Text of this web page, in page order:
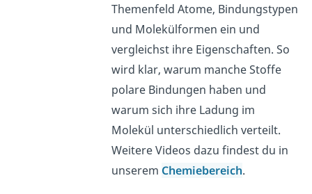
Themenfeld Atome, Bindungstypen
und Molekülformen ein und
vergleichst ihre Eigenschaften. So
wird klar, warum manche Stoffe
polare Bindungen haben und
warum sich ihre Ladung im
Molekül unterschiedlich verteilt.
Weitere Videos dazu findest du in
unserem Chemiebereich.